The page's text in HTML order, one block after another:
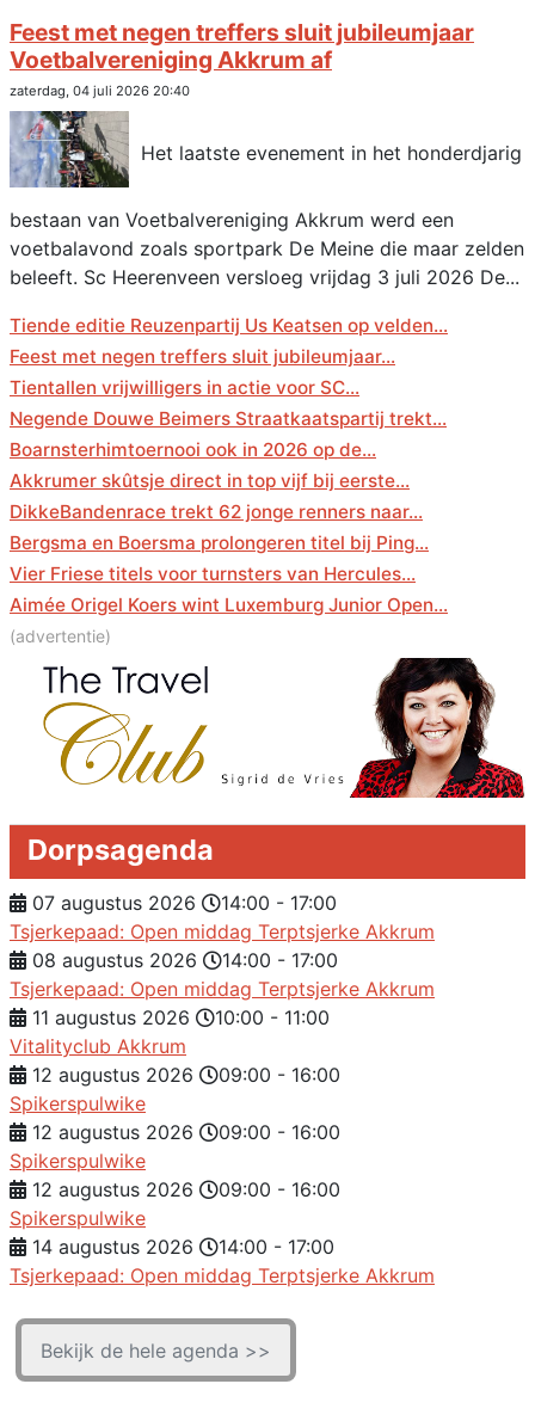
Feest met negen treffers sluit jubileumjaar
Voetbalvereniging Akkrum af
zaterdag, 04 juli 2026 20:40
Het laatste evenement in het honderdjarig
bestaan van Voetbalvereniging Akkrum werd een
voetbalavond zoals sportpark De Meine die maar zelden
beleeft. Sc Heerenveen versloeg vrijdag 3 juli 2026 De...
Tiende editie Reuzenpartij Us Keatsen op velden...
Feest met negen treffers sluit jubileumjaar...
Tientallen vrijwilligers in actie voor SC...
Negende Douwe Beimers Straatkaatspartij trekt...
Boarnsterhimtoernooi ook in 2026 op de...
Akkrumer skûtsje direct in top vijf bij eerste...
DikkeBandenrace trekt 62 jonge renners naar...
Bergsma en Boersma prolongeren titel bij Ping...
Vier Friese titels voor turnsters van Hercules...
Aimée Origel Koers wint Luxemburg Junior Open...
(advertentie)
Dorpsagenda
07 augustus 2026 14:00 - 17:00
Tsjerkepaad: Open middag Terptsjerke Akkrum
08 augustus 2026
14:00 - 17:00
Tsjerkepaad: Open middag Terptsjerke Akkrum
11 augustus 2026
10:00 - 11:00
Vitalityclub Akkrum
12 augustus 2026
09:00 - 16:00
Spikerspulwike
12 augustus 2026
09:00 - 16:00
Spikerspulwike
12 augustus 2026
09:00 - 16:00
Spikerspulwike
14 augustus 2026
14:00 - 17:00
Tsjerkepaad: Open middag Terptsjerke Akkrum
Bekijk de hele agenda >>